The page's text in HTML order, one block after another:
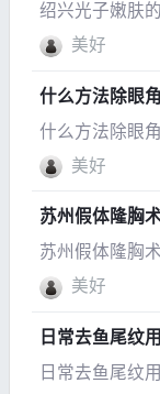
绍兴光子嫩肤
美好
什么方法除眼
什么方法除眼
美好
苏州假体隆胸
苏州假体隆胸
美好
日常去鱼尾纹
日常去鱼尾纹